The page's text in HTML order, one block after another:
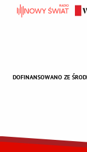
DOFINANSOWANO ZE